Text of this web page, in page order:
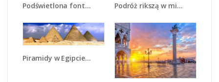
Podświetlona fontanna Buckingham - AM687 Podróż rikszą w mieście Zhangjiakou - AM762
Piramidy w Egipcie pod chmurami - AM098